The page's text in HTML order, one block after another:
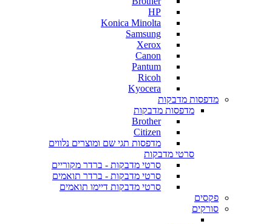
HP
Konica Minolta
Samsung
Xerox
Canon
Pantum
Ricoh
Kyocera
מדפסות מדבקות
מדפסות מדבקות
Brother
Citizen
מדפסות תגי שם ומוצרים נלווים
סרטי מדבקות
סרטי מדבקות - ברדר מקוריים
סרטי מדבקות - ברדר תואמים
סרטי מדבקות דיימו תואמים
פקסים
סורקים